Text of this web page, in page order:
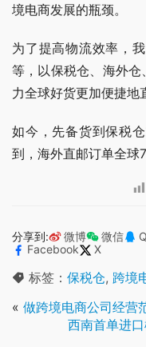
境电商发展的瓶颈。
为了提高物流效率，
等，以保税仓、海外仓
力全球好货更加便捷地
如今，先备货到保税
到，海外直邮订单全球
分享到: 微博 微信
Facebook
X
标签： 保税仓, 跨境
« 做跨境电商公司经营
西南首单进